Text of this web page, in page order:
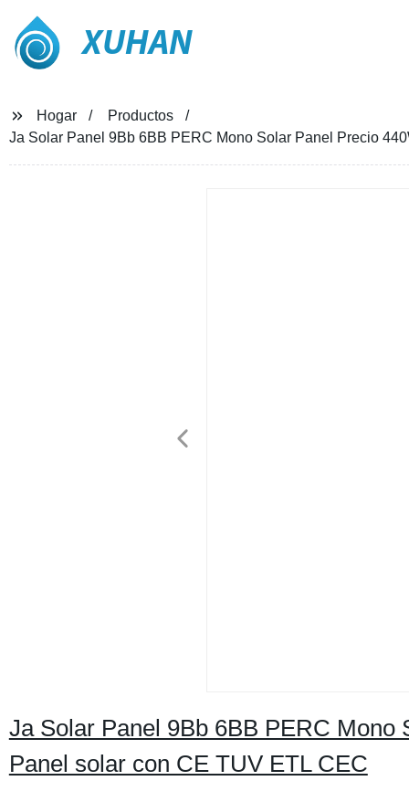
XUHAN
Hogar
Productos
Ja Solar Panel 9Bb 6BB PERC Mono Solar Panel Precio
Ja Solar Panel 9Bb 6BB PERC
Panel solar con CE TUV ETL CEC